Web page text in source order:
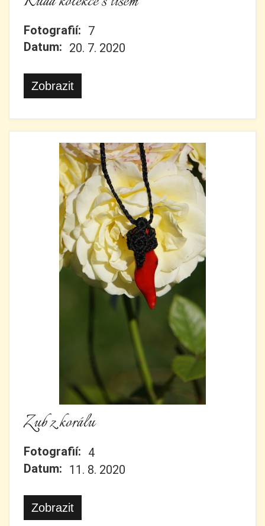
Fotografií: 7
Datum: 20. 7. 2020
Zobrazit
Zub z korálu
Fotografií: 4
Datum: 11. 8. 2020
Zobrazit